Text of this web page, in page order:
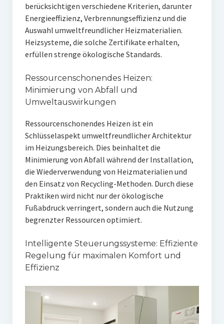
berücksichtigen verschiedene Kriterien, darunter
Energieeffizienz, Verbrennungseffizienz und die
Auswahl umweltfreundlicher Heizmaterialien.
Heizsysteme, die solche Zertifikate erhalten,
erfüllen strenge ökologische Standards.
Ressourcenschonendes Heizen:
Minimierung von Abfall und
Umweltauswirkungen
Ressourcenschonendes Heizen ist ein
Schlüsselaspekt umweltfreundlicher Architektur
im Heizungsbereich. Dies beinhaltet die
Minimierung von Abfall während der Installation,
die Wiederverwendung von Heizmaterialien und
den Einsatz von Recycling-Methoden. Durch diese
Praktiken wird nicht nur der ökologische
Fußabdruck verringert, sondern auch die Nutzung
begrenzter Ressourcen optimiert.
Intelligente Steuerungssysteme: Effiziente
Regelung für maximalen Komfort und
Effizienz